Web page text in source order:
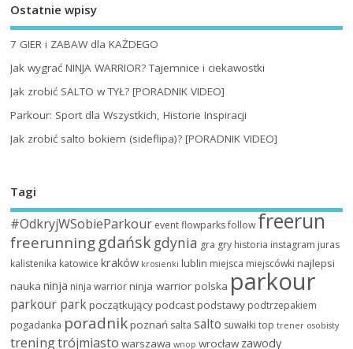
Ostatnie wpisy
7 GIER i ZABAW dla KAŻDEGO
Jak wygrać NINJA WARRIOR? Tajemnice i ciekawostki
Jak zrobić SALTO w TYŁ? [PORADNIK VIDEO]
Parkour: Sport dla Wszystkich, Historie Inspiracji
Jak zrobić salto bokiem (sideflipa)? [PORADNIK VIDEO]
Tagi
#OdkryjWSobieParkour event flowparks followfreerun
freerunninggdańskgdynia gra gry historia instagram juras
kalistenika katowice kraków krosienki lublin miejsca miejscówki najlepsi
nauka ninja ninja warrior ninja warrior polska parkour
parkour parkpoczątkującypodcastpodstawy podtrzepakiem
pogadanka poradnikpoznań salta salto suwałki top trener osobisty
treningtrójmiasto warszawa wnop wrocławzawody